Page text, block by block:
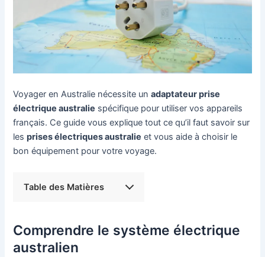
Voyager en Australie nécessite unadaptateur prise
électrique australie spécifique pour utiliser vos appareils
français. Ce guide vous explique tout ce qu’il faut savoir sur
lesprises électriques australie et vous aide à choisir le
bon équipement pour votre voyage.
Table des Matières
Comprendre le système électrique
australien